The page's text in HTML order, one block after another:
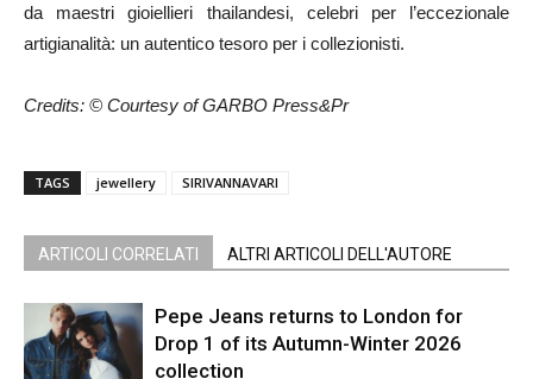
da maestri gioiellieri thailandesi, celebri per l’eccezionale
artigianalità: un autentico tesoro per i collezionisti.
Credits: © Courtesy of GARBO Press&Pr
TAGS jewellery SIRIVANNAVARI
ARTICOLI CORRELATI ALTRI ARTICOLI DELL'AUTORE
Pepe Jeans returns to London for
Drop 1 of its Autumn-Winter 2026
collection